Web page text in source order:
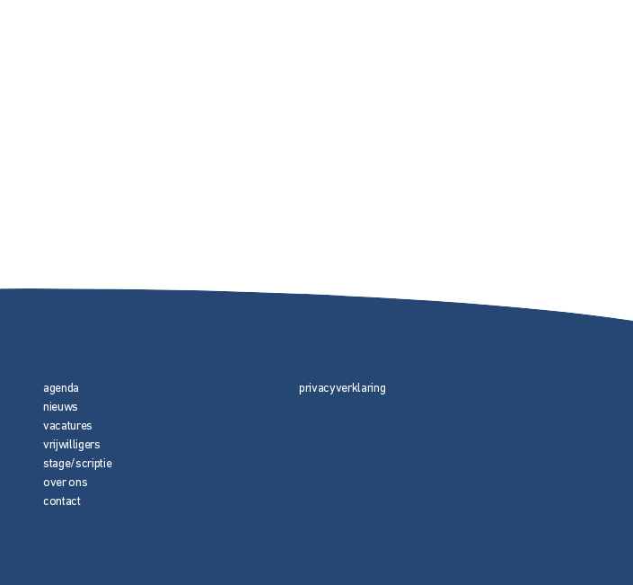
agenda
nieuws
vacatures
vrijwilligers
stage/scriptie
over ons
contact
privacyverklaring